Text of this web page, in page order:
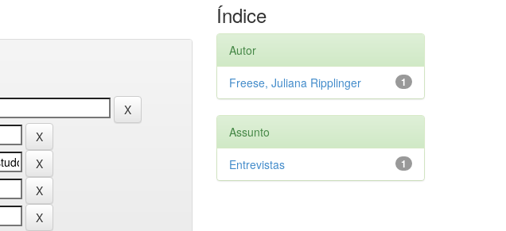
Índice
Autor
1
Freese, Juliana Ripplinger
Assunto
1
Entrevistas